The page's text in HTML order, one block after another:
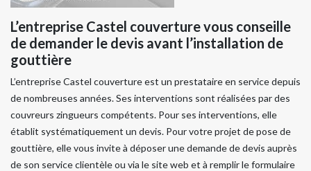
L’entreprise Castel couverture vous conseille
de demander le devis avant l’installation de
gouttière
L’entreprise Castel couverture est un prestataire en service depuis
de nombreuses années. Ses interventions sont réalisées par des
couvreurs zingueurs compétents. Pour ses interventions, elle
établit systématiquement un devis. Pour votre projet de pose de
gouttière, elle vous invite à déposer une demande de devis auprès
de son service clientèle ou via le site web et à remplir le formulaire